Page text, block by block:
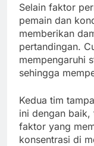
Selain faktor
pemain dan
memberikan
pertandingan.
mempengaruhi
sehingga
Kedua tim
ini dengan baik,
faktor yang
konsentrasi di